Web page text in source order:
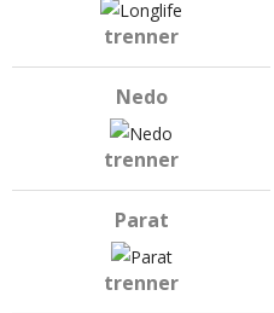
trenner
Nedo
trenner
Parat
trenner